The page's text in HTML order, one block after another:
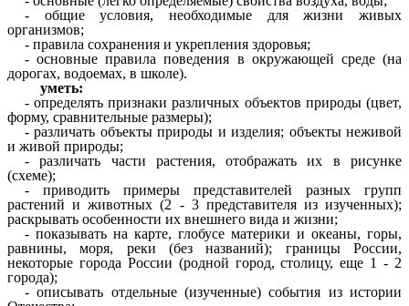
- общие условия, необходимые для жизни живых
организмов;
- правила сохранения и укрепления здоровья;
- основные правила поведения в окружающей среде (на
дорогах, водоемах, в школе).
уметь:
- определять признаки различных объектов природы (цвет,
форму, сравнительные размеры);
- различать объекты природы и изделия; объекты неживой
и живой природы;
- различать части растения, отображать их в рисунке
(схеме);
- приводить примеры представителей разных групп
растений и животных (2 - 3 представителя из изученных);
раскрывать особенности их внешнего вида и жизни;
- показывать на карте, глобусе материки и океаны, горы,
равнины, моря, реки (без названий); границы России,
некоторые города России (родной город, столицу, еще 1 - 2
города);
- описывать отдельные (изученные) события из истории